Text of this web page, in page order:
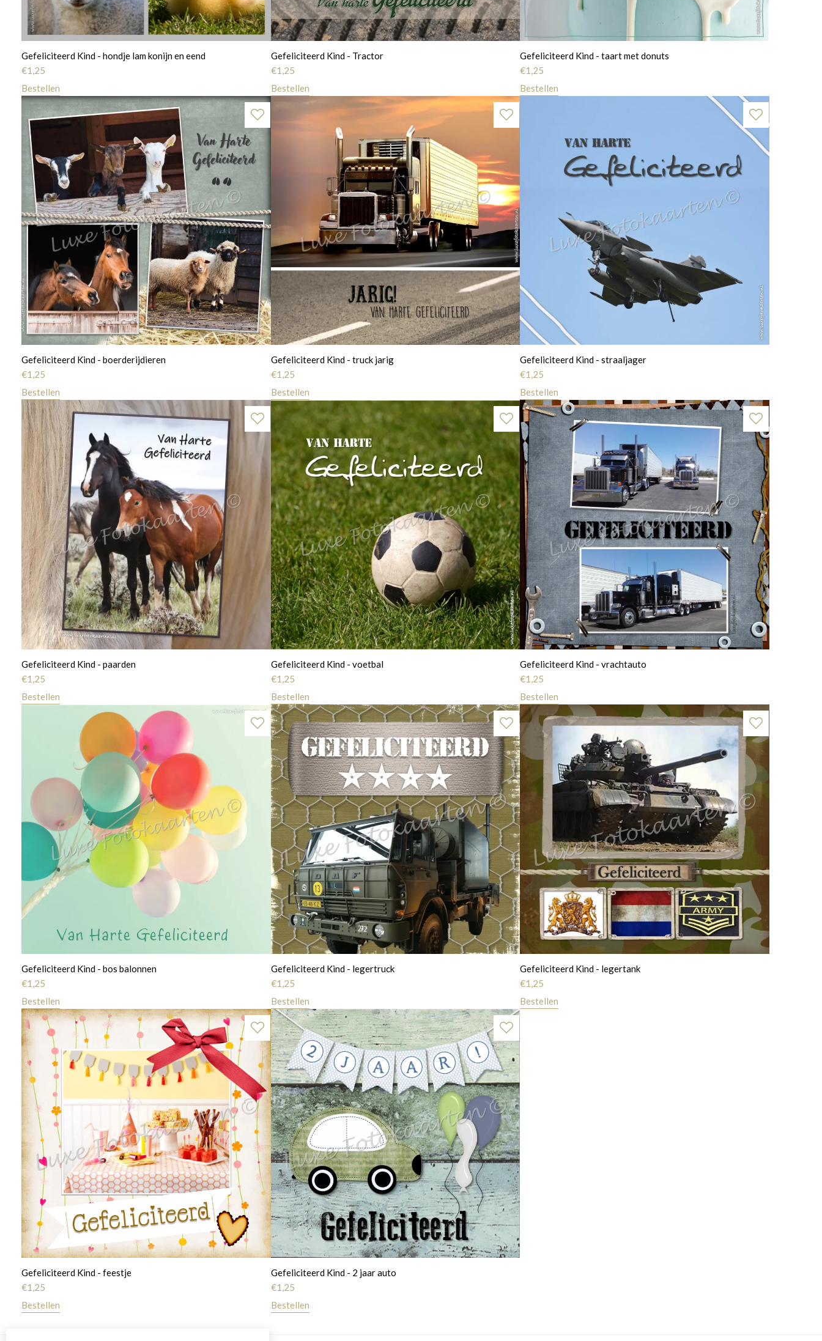
Gefeliciteerd Kind - hondje lam konijn en eend
€1,25
Bestellen
Gefeliciteerd Kind - Tractor
€1,25
Bestellen
Gefeliciteerd Kind - taart met donuts
€1,25
Bestellen
Gefeliciteerd Kind - boerderijdieren
€1,25
Bestellen
Gefeliciteerd Kind - truck jarig
€1,25
Bestellen
Gefeliciteerd Kind - straaljager
€1,25
Bestellen
Gefeliciteerd Kind - paarden
€1,25
Bestellen
Gefeliciteerd Kind - voetbal
€1,25
Bestellen
Gefeliciteerd Kind - vrachtauto
€1,25
Bestellen
Gefeliciteerd Kind - bos balonnen
€1,25
Bestellen
Gefeliciteerd Kind - legertruck
€1,25
Bestellen
Gefeliciteerd Kind - legertank
€1,25
Bestellen
Gefeliciteerd Kind - feestje
€1,25
Bestellen
Gefeliciteerd Kind - 2 jaar auto
€1,25
Bestellen